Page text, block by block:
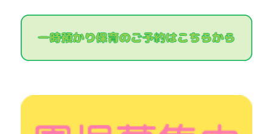
ョ
ン